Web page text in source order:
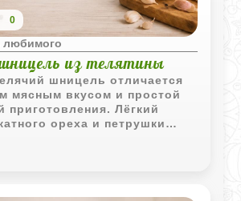
0
любимого
из телятины
шницель отличается
мясным вкусом и простой
приготовления. Лёгкий
ореха и петрушки
нежность телятины.